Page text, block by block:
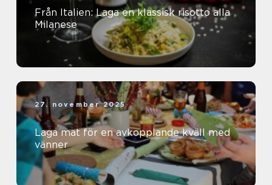
Från Italien: Laga en klassisk risotto alla
Milanese
27. november 2025
Laga mat för en avkopplande kväll med
vänner